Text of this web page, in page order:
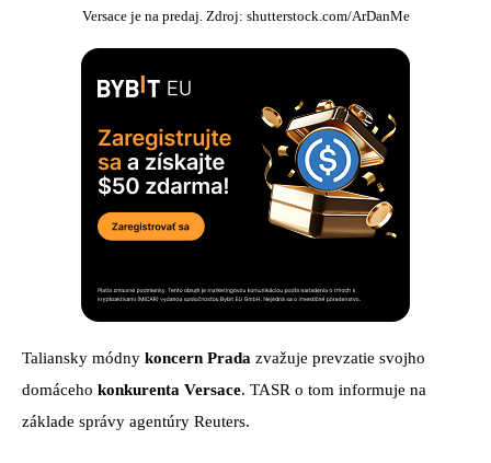
Versace je na predaj. Zdroj: shutterstock.com/ArDanMe
Taliansky módny koncern Prada zvažuje prevzatie svojho
domáceho konkurenta Versace. TASR o tom informuje na
základe správy agentúry Reuters.